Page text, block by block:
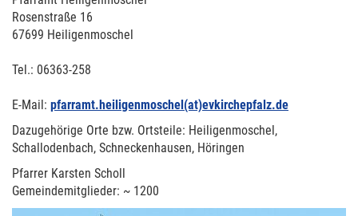
Rosenstraße 16
67699 Heiligenmoschel
Tel.: 06363-258
E-Mail: pfarramt.heiligenmoschel(at)evkirchepfalz.de
Dazugehörige Orte bzw. Ortsteile: Heiligenmoschel,
Schallodenbach, Schneckenhausen, Höringen
Pfarrer Karsten Scholl
Gemeindemitglieder: ~ 1200